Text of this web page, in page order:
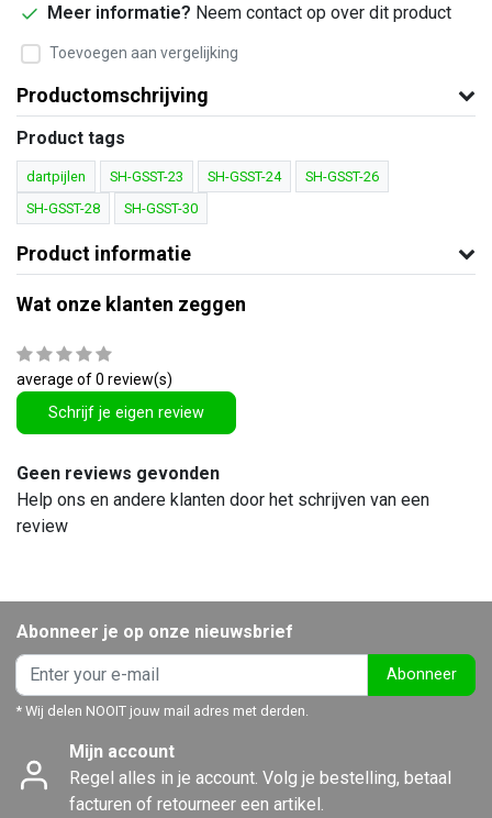
Meer informatie? Neem contact op over dit product
Toevoegen aan vergelijking
Productomschrijving
Product tags
dartpijlen SH-GSST-23 SH-GSST-24
SH-GSST-26
SH-GSST-28
SH-GSST-30
Product informatie
Wat onze klanten zeggen
average of 0 review(s)
Schrijf je eigen review
Geen reviews gevonden
Help ons en andere klanten door het schrijven van een
review
Abonneer je op onze nieuwsbrief
Abonneer
* Wij delen NOOIT jouw mail adres met derden.
Mijn account
Regel alles in je account. Volg je bestelling, betaal
facturen of retourneer een artikel.